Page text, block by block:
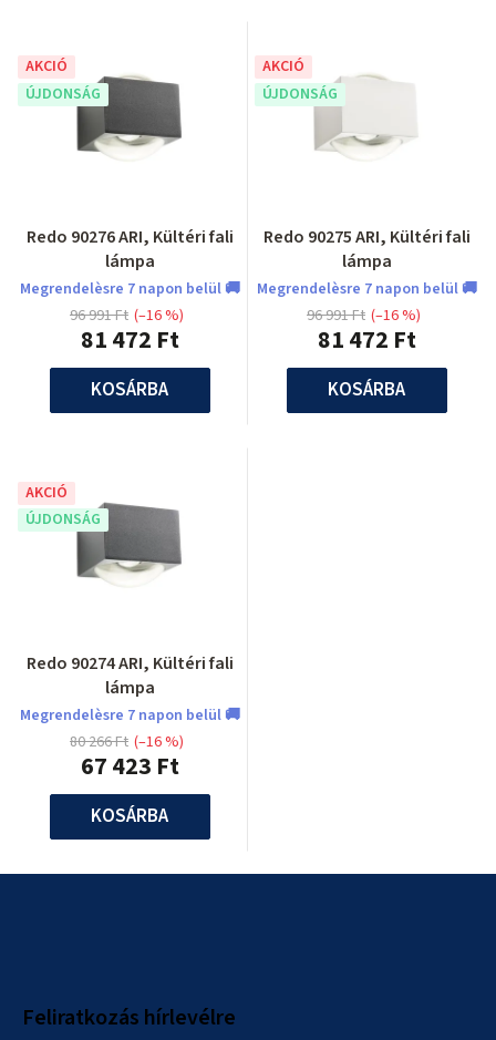
AKCIÓ
ÚJDONSÁG
Redo 90276 ARI, Kültéri fali
lámpa
Megrendelèsre 7 napon belül 🚚
81 472 Ft
96 991 Ft (–16 %)
KOSÁRBA
AKCIÓ
ÚJDONSÁG
Redo 90275 ARI, Kültéri fali
lámpa
Megrendelèsre 7 napon belül 🚚
81 472 Ft
96 991 Ft (–16 %)
KOSÁRBA
AKCIÓ
ÚJDONSÁG
Redo 90274 ARI, Kültéri fali
lámpa
Megrendelèsre 7 napon belül 🚚
67 423 Ft
80 266 Ft (–16 %)
KOSÁRBA
Feliratkozás hírlevélre